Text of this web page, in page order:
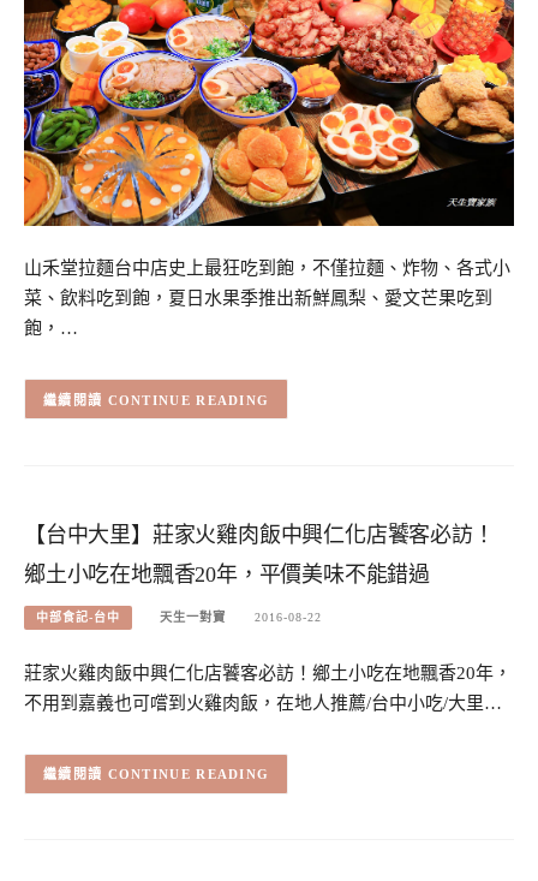
山禾堂拉麵台中店史上最狂吃到飽，不僅拉麵、炸物、各式小
菜、飲料吃到飽，夏日水果季推出新鮮鳳梨、愛文芒果吃到
飽，…
CONTINUE READING
【台中大里】莊家火雞肉飯中興仁化店饕客必訪！
鄉土小吃在地飄香20年，平價美味不能錯過
中部食記-台中 天生一對寶 2016-08-22
莊家火雞肉飯中興仁化店饕客必訪！鄉土小吃在地飄香20年，
不用到嘉義也可嚐到火雞肉飯，在地人推薦/台中小吃/大里…
CONTINUE READING